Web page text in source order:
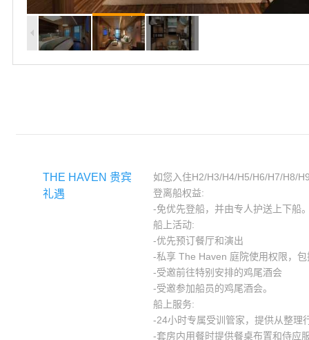
THE HAVEN 贵宾
礼遇
如您入住H2/H3/H4/H5/H6/H7/H8/
登离船权益:
-免优先登船，并由专人护送上下船
船上活动:
-优先预订餐厅和演出
-私享 The Haven 庭院使用权限，
-受邀前往特别安排的鸡尾酒会
-受邀参加船员的鸡尾酒会。
船上服务:
-24小时专属受训管家，提供从整理
-套房内用餐时提供餐桌布置和侍应